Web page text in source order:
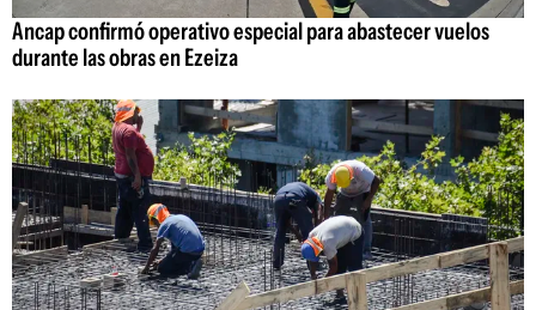
Ancap confirmó operativo especial para abastecer vuelos
durante las obras en Ezeiza